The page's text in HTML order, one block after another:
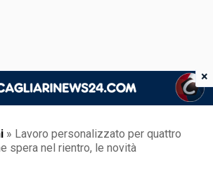
» Lavoro personalizzato per quattro
spera nel rientro, le novità
×